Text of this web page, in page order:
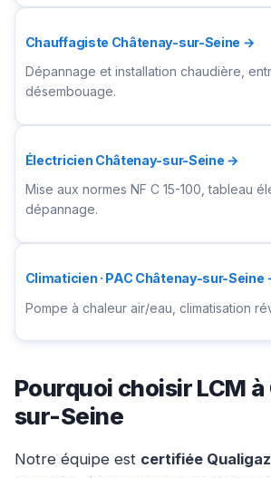
Chauffagiste Châtenay-sur-Seine →
Dépannage et installation chaudière,
désembouage.
Électricien Châtenay-sur-Seine →
Mise aux normes NF C 15-100, tableau
dépannage.
Climaticien · PAC Châtenay-sur-Seine
Pompe à chaleur air/eau, climatisation
Pourquoi choisir LCM
sur-Seine
Notre équipe est certifiée